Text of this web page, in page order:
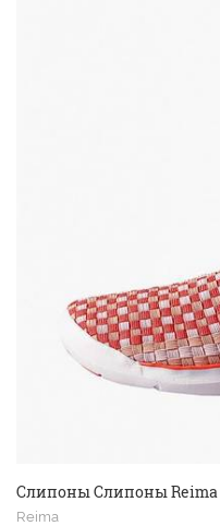
Слипоны Слипоны Reima
Reima